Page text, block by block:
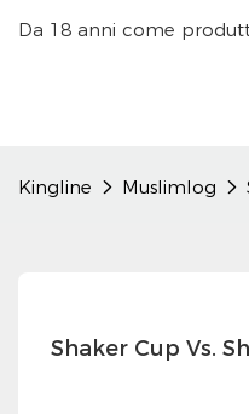
Da 18 anni come
Kingline Muslimlog
Shaker Cup Vs.